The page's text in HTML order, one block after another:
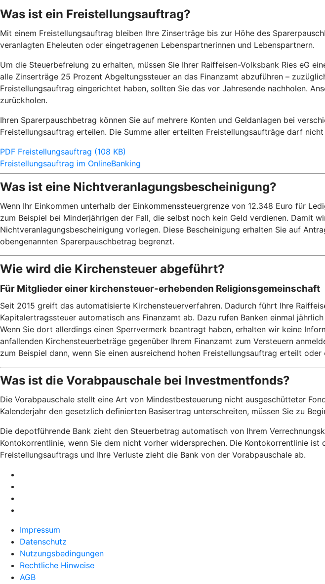
Was ist ein Freistellungsauftrag?
Mit einem Freistellungsauftrag bleiben Ihre Zinserträge bis zur Höhe des
veranlagten Eheleuten oder eingetragenen Lebenspartnerinnen und Lebenspartnern.
Um die Steuerbefreiung zu erhalten, müssen Sie Ihrer Raiffeisen-Volksbank Ries eG
alle Zinserträge 25 Prozent Abgeltungssteuer an das Finanzamt abzuführen –
Freistellungsauftrag eingerichtet haben, sollten Sie das vor Jahresende nachholen.
zurückholen.
Ihren Sparerpauschbetrag können Sie auf mehrere Konten und Geldanlagen bei
Freistellungsauftrag erteilen. Die Summe aller erteilten Freistellungsaufträge darf
PDF Freistellungsauftrag (108 KB)
Freistellungsauftrag im OnlineBanking
Was ist eine Nichtveranlagungsbescheinigung?
Wenn Ihr Einkommen unterhalb der Einkommenssteuergrenze von 12.348 Euro für
zum Beispiel bei Minderjährigen der Fall, die selbst noch kein Geld verdienen. Damit
Nichtveranlagungsbescheinigung vorlegen. Diese Bescheinigung erhalten Sie auf
obengenannten Sparerpauschbetrag begrenzt.
Wie wird die Kirchensteuer abgeführt?
Für Mitglieder einer kirchensteuer-erhebenden Religionsgemeinschaft
Seit 2015 greift das automatisierte Kirchensteuerverfahren. Dadurch führt Ihre
Kapitalertragssteuer automatisch ans Finanzamt ab. Dazu rufen Banken einmal
Wenn Sie dort allerdings einen Sperrvermerk beantragt haben, erhalten wir keine
anfallenden Kirchensteuerbeträge gegenüber Ihrem Finanzamt zum Versteuern
zum Beispiel dann, wenn Sie einen ausreichend hohen Freistellungsauftrag erteilt
Was ist die Vorabpauschale bei Investmentfonds?
Die Vorabpauschale stellt eine Art von Mindestbesteuerung nicht ausgeschütteter
Kalenderjahr den gesetzlich definierten Basisertrag unterschreiten, müssen Sie zu
Die depotführende Bank zieht den Steuerbetrag automatisch von Ihrem
Kontokorrentlinie, wenn Sie dem nicht vorher widersprechen. Die Kontokorrentlinie
Freistellungsauftrags und Ihre Verluste zieht die Bank von der Vorabpauschale ab.
Impressum
Datenschutz
Nutzungsbedingungen
Rechtliche Hinweise
AGB